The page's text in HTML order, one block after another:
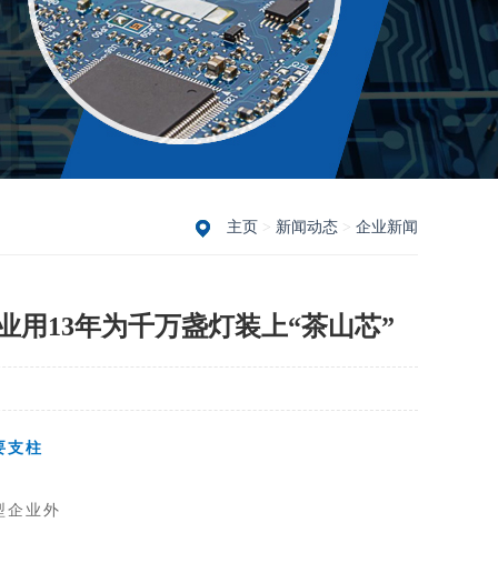
主页 > 新闻动态 > 企业新闻
用13年为千万盏灯装上“茶山芯”
支柱
企业外